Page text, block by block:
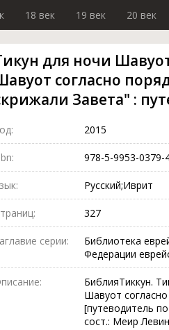
18 век 19 век 20 век
для ночи
согласно
Завета" :
2015
978-5-9953-0379-
Русский;Иврит
327
серии:
Библиотека
Федерации
БиблияТиккун.
Шавуот
[путеводитель
сост.: Меир